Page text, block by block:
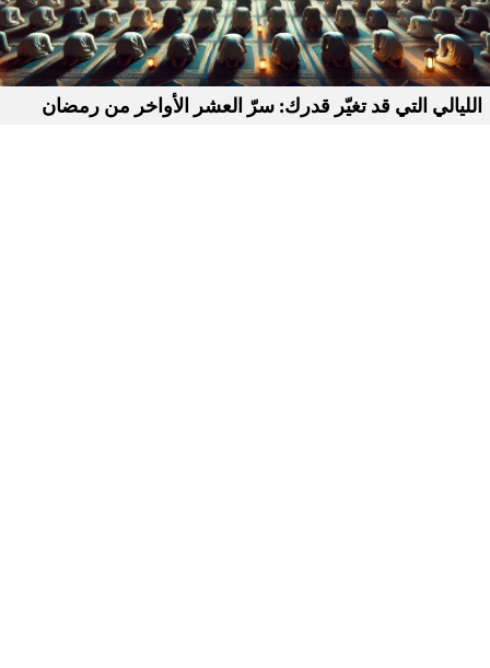
الليالي التي قد تغيّر قدرك: سرّ العشر الأواخر من رمضان